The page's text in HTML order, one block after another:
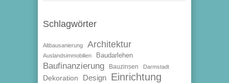
Schlagwörter
Altbausanierung Architektur
Auslandsimmobilien Baudarlehen
Baufinanzierung Bauzinsen Darmstadt
Dekoration Design Einrichtung